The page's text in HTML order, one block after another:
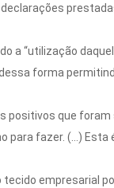
a “utilização
forma
positivos que foram
para fazer. (…) Esta
empresarial